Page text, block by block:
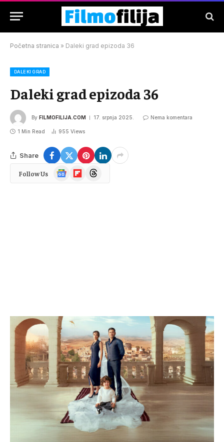
Početna stranica » Daleki grad epizoda 36
DALEKI GRAD
Daleki grad epizoda 36
By FILMOFILIJA.COM 17. srpnja 2025. Nema komentara
1 Min Read 955 Views
Share
Follow Us
Google
News
FlipboardThreads